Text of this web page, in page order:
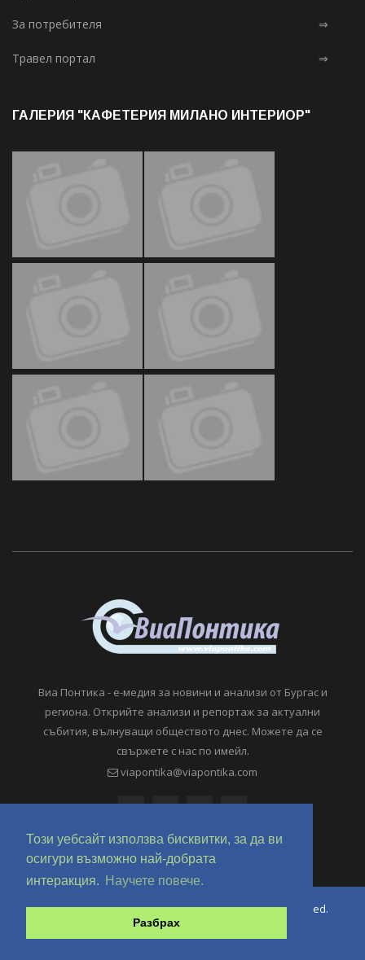
Този уебсайт използва бисквитки, за да ви
осигури възможно най-добрата
интеракция.
Научете повече.
Разбрах
За потребителя ⇒
Травел портал ⇒
ГАЛЕРИЯ "КАФЕТЕРИЯ МИЛАНО ИНТЕРИОР"
Виа Понтика - е-медия за новини и анализи от Бургас и
региона. Открийте анализи и репортаж за актуални
събития, вълнуващи обществото днес. Можете да се
свържете с нас по имейл.
viapontika@viapontika.com
Copyright © 2018-2024 ViaPontika.com. All Rights Reserved.
Development @ OverHertz Ltd